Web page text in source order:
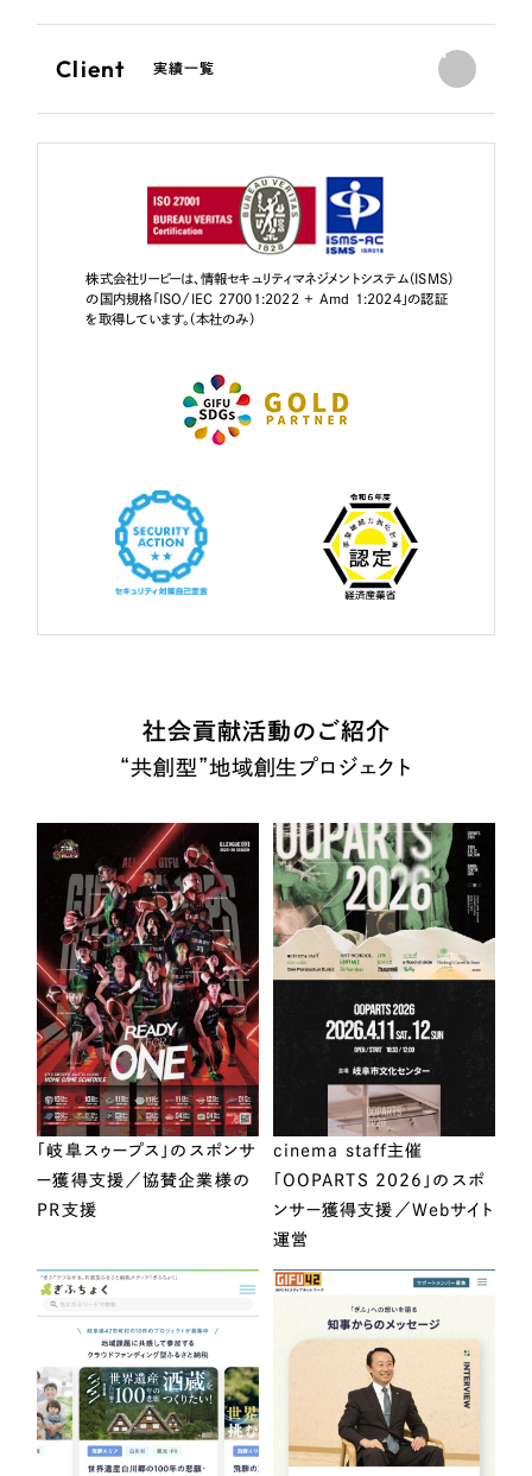
Client 実績一覧
株式会社リーピーは、情報セキュリティマネジメントシステム（ISMS）
の国内規格「ISO/IEC 27001:2022 + Amd 1:2024」の認証
を取得しています。（本社のみ）
社会貢献活動のご紹介
“共創型”地域創生プロジェクト
「岐阜スゥープス」のスポンサ
ー獲得支援／協賛企業様の
PR支援
cinema staff主催
「OOPARTS 2026」のスポ
ンサー獲得支援／Webサイト
運営